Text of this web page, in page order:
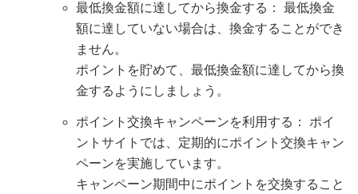
最低換金額に達してから換金する： 最低換金
額に達していない場合は、換金することができ
ません。
ポイントを貯めて、最低換金額に達してから換
金するようにしましょう。
ポイント交換キャンペーンを利用する： ポイ
ントサイトでは、定期的にポイント交換キャン
ペーンを実施しています。
キャンペーン期間中にポイントを交換すること